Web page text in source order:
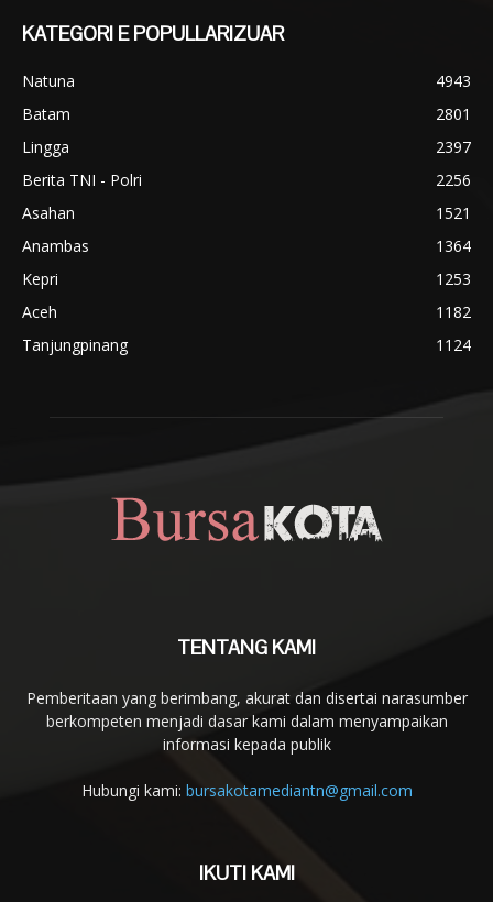
KATEGORI E POPULLARIZUAR
Natuna
4943
Batam
2801
Lingga
2397
Berita TNI - Polri
2256
Asahan
1521
Anambas
1364
Kepri
1253
Aceh
1182
Tanjungpinang
1124
TENTANG KAMI
Pemberitaan yang berimbang, akurat dan disertai narasumber
berkompeten menjadi dasar kami dalam menyampaikan
informasi kepada publik
Hubungi kami: bursakotamediantn@gmail.com
IKUTI KAMI